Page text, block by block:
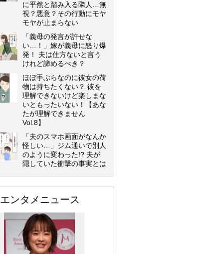
に平然と踏み入る隣人…無
視？悪意？その行動にモヤ
モヤが止まらない
「義母の発言が許せな
い…！」嫁が義母に怒り爆
発！ 夫は仕方ないと言う
けれど諦めるべき？
ほぼ手ぶらなのに彼女の荷
物は持ちたくない？ 彼を
理解できないけど楽しまな
いともったいない！【あな
たが理解できません
Vol.8】
「夫のスマホ画面がなんか
怪しい…」ジム通いで別人
のように変わった!? 夫が
隠していた衝撃の事実とは
エンタメニュース